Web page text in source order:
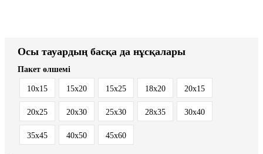
Осы тауардың басқа да нұсқалары
Пакет өлшемі
10x15 15x20 15x25 18x20 20x15
20x25 20x30 25x30 28x35 30x40
35x45 40x50 45x60